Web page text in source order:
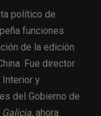
político de
funciones
de la edición
Fue director
y
del Gobierno de
Galicia, ahora